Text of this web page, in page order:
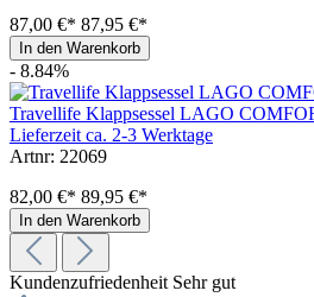
87,00 €* 87,95 €*
In den Warenkorb
- 8.84%
Travellife Klappsessel LAGO
Lieferzeit ca. 2-3 Werktage
Artnr: 22069
82,00 €* 89,95 €*
In den Warenkorb
Kundenzufriedenheit Sehr gut